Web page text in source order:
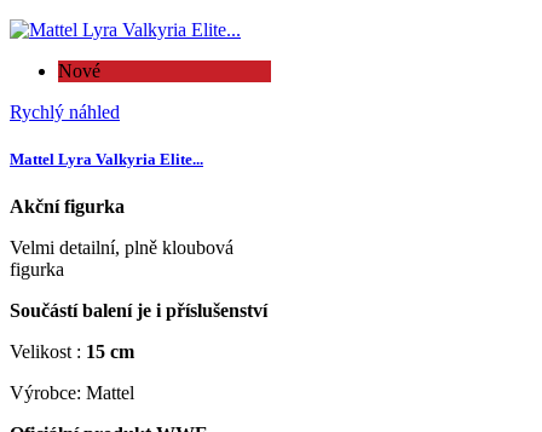
Nové
Rychlý náhled
Mattel Lyra Valkyria Elite...
Akční figurka
Velmi detailní, plně kloubová
figurka
Součástí balení je i příslušenství
Velikost : 15 cm
Výrobce: Mattel